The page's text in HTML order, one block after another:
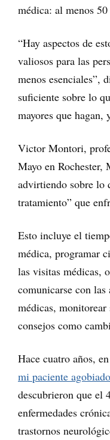
médica: al menos
“Hay aspectos de
valiosos para las
menos esenciales”,
suficiente sobre lo
mayores que hagan,
Victor Montori,
Mayo en Rochester,
advirtiendo sobre lo
tratamiento” que
Esto incluye el
médica, programar
las visitas médicas,
comunicarse con las
médicas, monitorear
consejos como
Hace cuatro años,
mi paciente agobiado
descubrieron que el
enfermedades
trastornos